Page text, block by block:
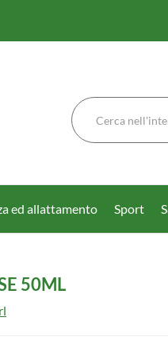
Cerca
Prodotto
ed allattamento Sport
50ML